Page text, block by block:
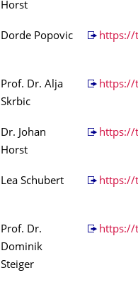
Horst
Dorde Popovic https://
Prof. Dr. Alja
Skrbic
https://
Dr. Johan
Horst
https://
Lea Schubert https://
Prof. Dr.
Dominik
Steiger
https://